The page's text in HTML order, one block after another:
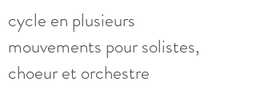
cycle en plusieurs
mouvements pour solistes,
choeur et orchestre